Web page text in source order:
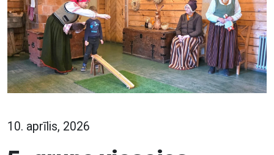
10. aprīlis, 2026